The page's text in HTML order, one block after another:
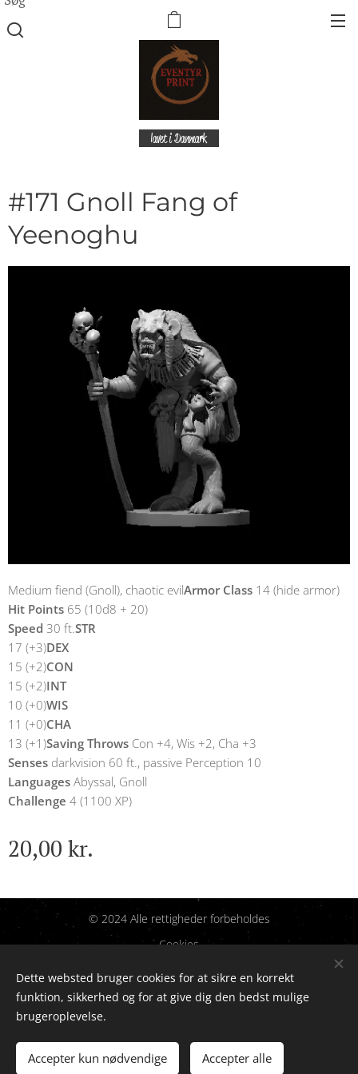
lavet i Danmark
#171 Gnoll Fang of
Yeenoghu
Medium fiend (Gnoll), chaotic evilArmor Class 14 (hide armor)
Hit Points 65 (10d8 + 20)
Speed 30 ft.STR
17 (+3)DEX
15 (+2)CON
15 (+2)INT
10 (+0)WIS
11 (+0)CHA
13 (+1)Saving Throws Con +4, Wis +2, Cha +3
Senses darkvision 60 ft., passive Perception 10
Languages Abyssal, Gnoll
Challenge 4 (1100 XP)
20,00 kr.
Tilføj til kurven
© 2024 Alle rettigheder forbeholdes
Cookies
Sprog
Dansk
English
Dette websted bruger cookies for at sikre en korrekt
funktion, sikkerhed og for at give dig den bedst mulige
brugeroplevelse.
Accepter kun nødvendige Accepter alle